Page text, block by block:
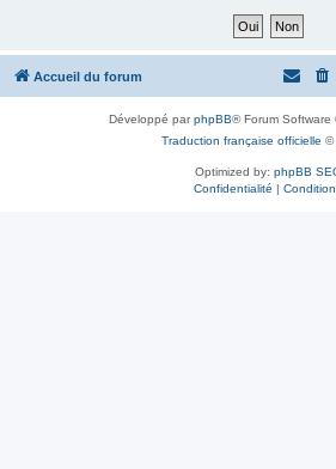
Accueil du forum
Développé parphpBB® Forum Software
Traduction française officielle ©
Optimized by: phpBB
Confidentialité |